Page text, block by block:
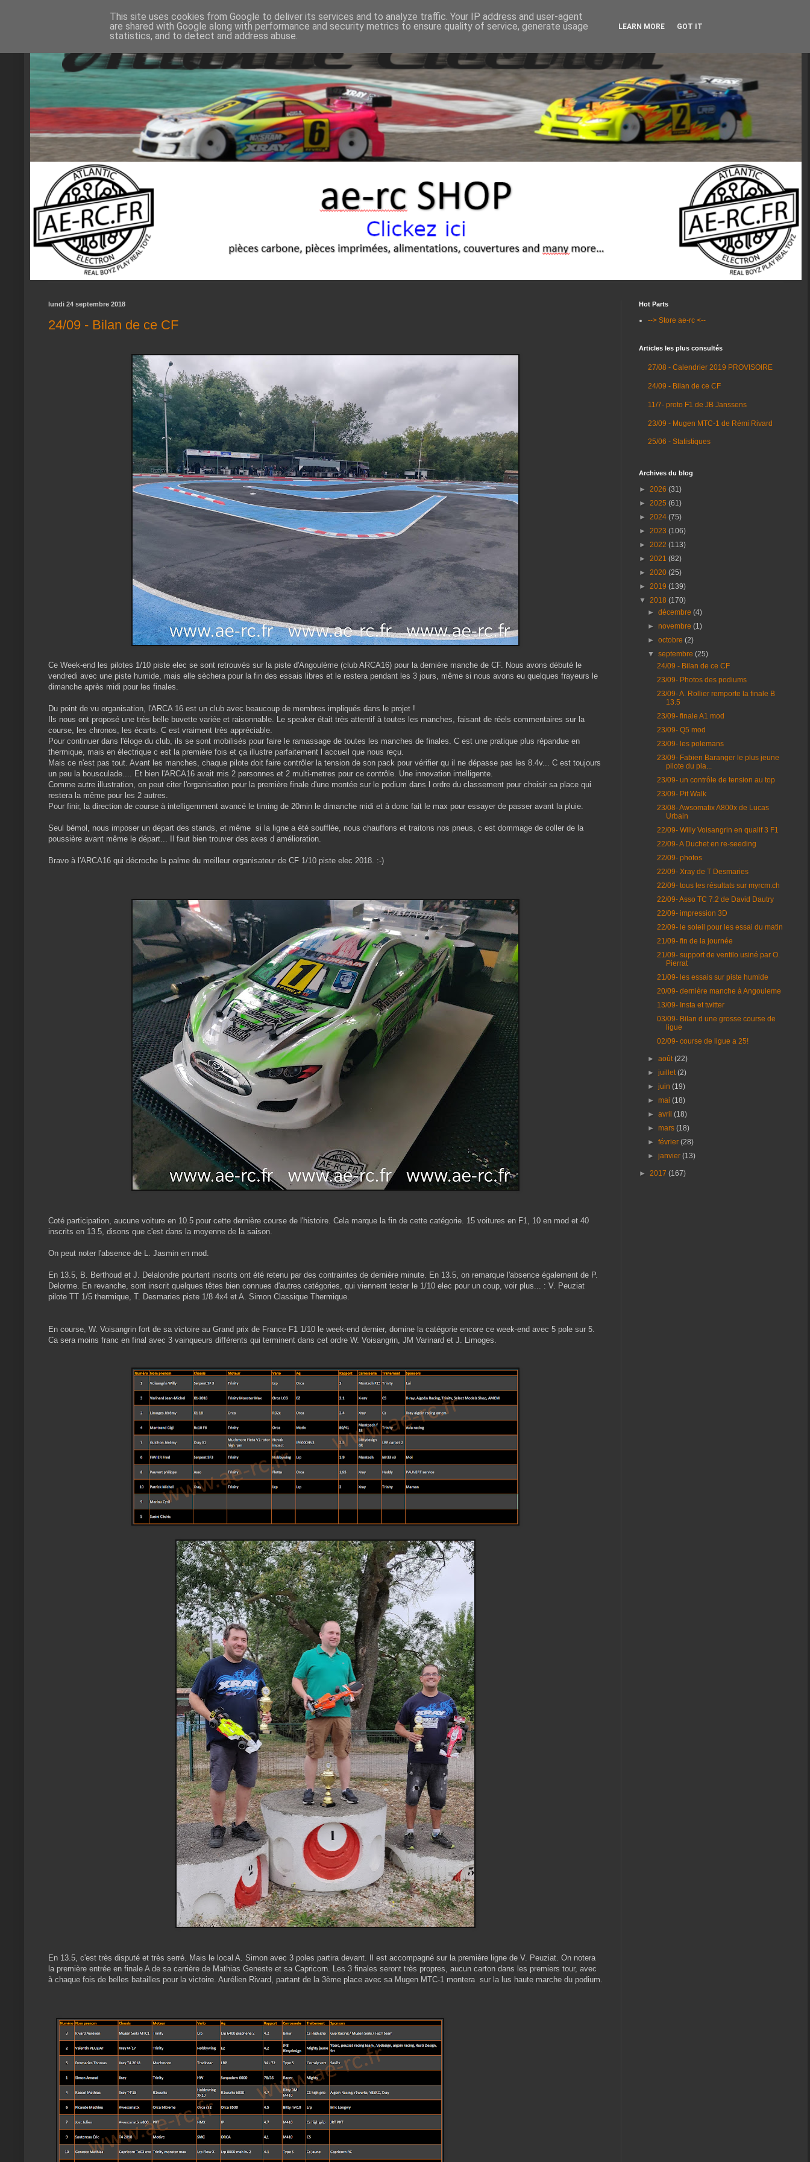
lundi 24 septembre 2018
24/09 - Bilan de ce CF
Ce Week-end les pilotes 1/10 piste elec se sont retrouvés sur la piste d'Angoulème (club ARCA16) pour la dernière manche de CF. Nous avons débuté le
vendredi avec une piste humide, mais elle sèchera pour la fin des essais libres et le restera pendant les 3 jours, même si nous avons eu quelques frayeurs le
dimanche après midi pour les finales.
Du point de vu organisation, l'ARCA 16 est un club avec beaucoup de membres impliqués dans le projet !
Ils nous ont proposé une très belle buvette variée et raisonnable. Le speaker était très attentif à toutes les manches, faisant de réels commentaires sur la
course, les chronos, les écarts. C est vraiment très appréciable.
Pour continuer dans l'éloge du club, ils se sont mobilisés pour faire le ramassage de toutes les manches de finales. C est une pratique plus répandue en
thermique, mais en électrique c est la première fois et ça illustre parfaitement l accueil que nous reçu.
Mais ce n'est pas tout. Avant les manches, chaque pilote doit faire contrôler la tension de son pack pour vérifier qu il ne dépasse pas les 8.4v... C est toujours
un peu la bousculade.... Et bien l'ARCA16 avait mis 2 personnes et 2 multi-metres pour ce contrôle. Une innovation intelligente.
Comme autre illustration, on peut citer l'organisation pour la première finale d'une montée sur le podium dans l ordre du classement pour choisir sa place qui
restera la même pour les 2 autres.
Pour finir, la direction de course à intelligemment avancé le timing de 20min le dimanche midi et à donc fait le max pour essayer de passer avant la pluie.
Seul bémol, nous imposer un départ des stands, et même si la ligne a été soufflée, nous chauffons et traitons nos pneus, c est dommage de coller de la
poussière avant même le départ... Il faut bien trouver des axes d amélioration.
Bravo à l'ARCA16 qui décroche la palme du meilleur organisateur de CF 1/10 piste elec 2018. :-)
Coté participation, aucune voiture en 10.5 pour cette dernière course de l'histoire. Cela marque la fin de cette catégorie. 15 voitures en F1, 10 en mod et 40
inscrits en 13.5, disons que c'est dans la moyenne de la saison.
On peut noter l'absence de L. Jasmin en mod.
En 13.5, B. Berthoud et J. Delalondre pourtant inscrits ont été retenu par des contraintes de dernière minute. En 13.5, on remarque l'absence également de P.
Delorme. En revanche, sont inscrit quelques têtes bien connues d'autres catégories, qui viennent tester le 1/10 elec pour un coup, voir plus... : V. Peuziat
pilote TT 1/5 thermique, T. Desmaries piste 1/8 4x4 et A. Simon Classique Thermique.
En course, W. Voisangrin fort de sa victoire au Grand prix de France F1 1/10 le week-end dernier, domine la catégorie encore ce week-end avec 5 pole sur 5.
Ca sera moins franc en final avec 3 vainqueurs différents qui terminent dans cet ordre W. Voisangrin, JM Varinard et J. Limoges.
En 13.5, c'est très disputé et très serré. Mais le local A. Simon avec 3 poles partira devant. Il est accompagné sur la première ligne de V. Peuziat. On notera
la première entrée en finale A de sa carrière de Mathias Geneste et sa Capricorn. Les 3 finales seront très propres, aucun carton dans les premiers tour, avec
à chaque fois de belles batailles pour la victoire. Aurélien Rivard, partant de la 3ème place avec sa Mugen MTC-1 montera sur la lus haute marche du podium.
Hot Parts
--> Store ae-rc <--
Articles les plus consultés
27/08 - Calendrier 2019 PROVISOIRE
24/09 - Bilan de ce CF
11/7- proto F1 de JB Janssens
23/09 - Mugen MTC-1 de Rémi Rivard
25/06 - Statistiques
Archives du blog
► 2026 (31)
► 2025 (61)
► 2024 (75)
► 2023 (106)
► 2022 (113)
► 2021 (82)
► 2020 (25)
► 2019 (139)
▼ 2018 (170)
►décembre(4)
►novembre(1)
►octobre(2)
▼septembre(25)
24/09 - Bilan de ce CF
23/09- Photos des podiums
23/09- A. Rollier remporte la finale B
13.5
23/09- finale A1 mod
23/09- Q5 mod
23/09- les polemans
23/09- Fabien Baranger le plus jeune
pilote du pla...
23/09- un contrôle de tension au top
23/09- Pit Walk
23/08- Awsomatix A800x de Lucas
Urbain
22/09- Willy Voisangrin en qualif 3 F1
22/09- A Duchet en re-seeding
22/09- photos
22/09- Xray de T Desmaries
22/09- tous les résultats sur myrcm.ch
22/09- Asso TC 7.2 de David Dautry
22/09- impression 3D
22/09- le soleil pour les essai du matin
21/09- fin de la journée
21/09- support de ventilo usiné par O.
Pierrat
21/09- les essais sur piste humide
20/09- dernière manche à Angouleme
13/09- Insta et twitter
03/09- Bilan d une grosse course de
ligue
02/09- course de ligue a 25!
►août(22)
►juillet(2)
►juin(19)
►mai(18)
►avril(18)
►mars(18)
►février(28)
►janvier(13)
► 2017 (167)
This site uses cookies from Google to deliver its services and to analyze traffic. Your IP address and user-agent
are shared with Google along with performance and security metrics to ensure quality of service, generate usage
statistics, and to detect and address abuse.
LEARN MORE GOT IT